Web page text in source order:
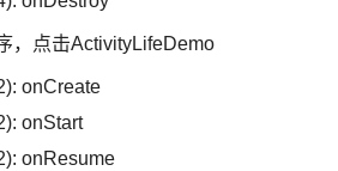
，点击ActivityLifeDemo
onCreate
onStart
onResume